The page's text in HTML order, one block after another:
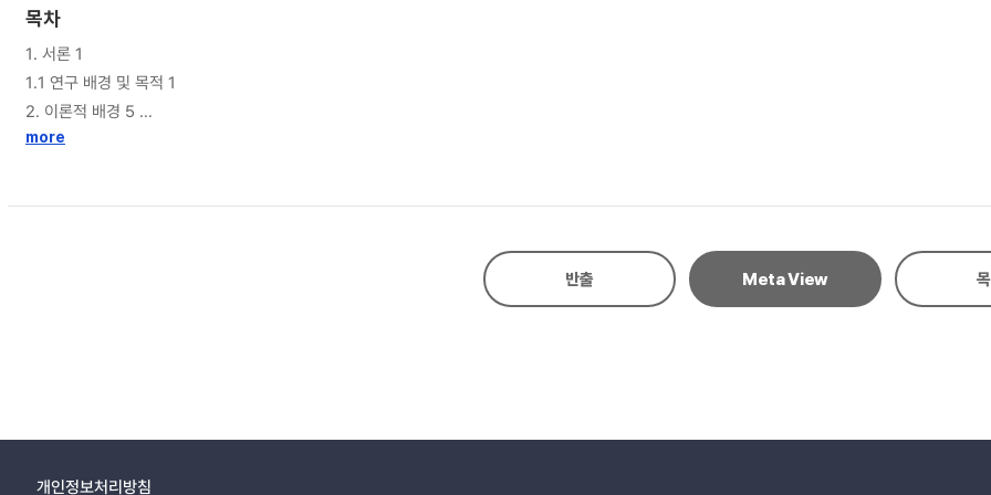
청사진을 제공함에 따라, 무인점포 서비스의 개선과 프로세스 표준화에 기초자료로 사용될 수 있을 것으로 기대된다. 본 연구는 새롭게 도입되고 있는 리테일테크 중 무인점포의 사례분석을 위한 자료를 모으는 데 한계가 있었다. 향후 연구
에서는 다양한 리테일테크를 적용한 사례를 추가하여 분석하고 매장 외의 유통까지 포함하여 적용된 기술들을 분석하고자 한다.
목차
1. 서론 1
1.1 연구 배경 및 목적 1
2. 이론적 배경 5
2.1 리테일 테크 5
4.2 이마트24 Just Pick & Go(emart24 Just Pick & Go) 21
more
반출 Meta View
개인정보처리방침